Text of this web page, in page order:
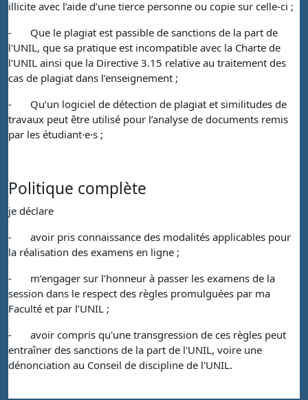
illicite avec l’aide d’une tierce personne ou copie sur celle-ci ;
-
Que le plagiat est passible de sanctions de la part de
l'UNIL, que sa pratique est incompatible avec la Charte de
l’UNIL ainsi que la Directive 3.15 relative au traitement des
cas de plagiat dans l’enseignement ;
-
Qu’un logiciel de détection de plagiat et similitudes de
travaux peut être utilisé pour l’analyse de documents remis
par les étudiant·e·s ;
Politique complète
je déclare
-
avoir pris connaissance des modalités applicables pour
la réalisation des examens en ligne ;
-
m’engager sur l’honneur à passer les examens de la
session dans le respect des règles promulguées par ma
Faculté et par l’UNIL ;
-
avoir compris qu'une transgression de ces règles peut
entraîner des sanctions de la part de l'UNIL, voire une
dénonciation au Conseil de discipline de l'UNIL.